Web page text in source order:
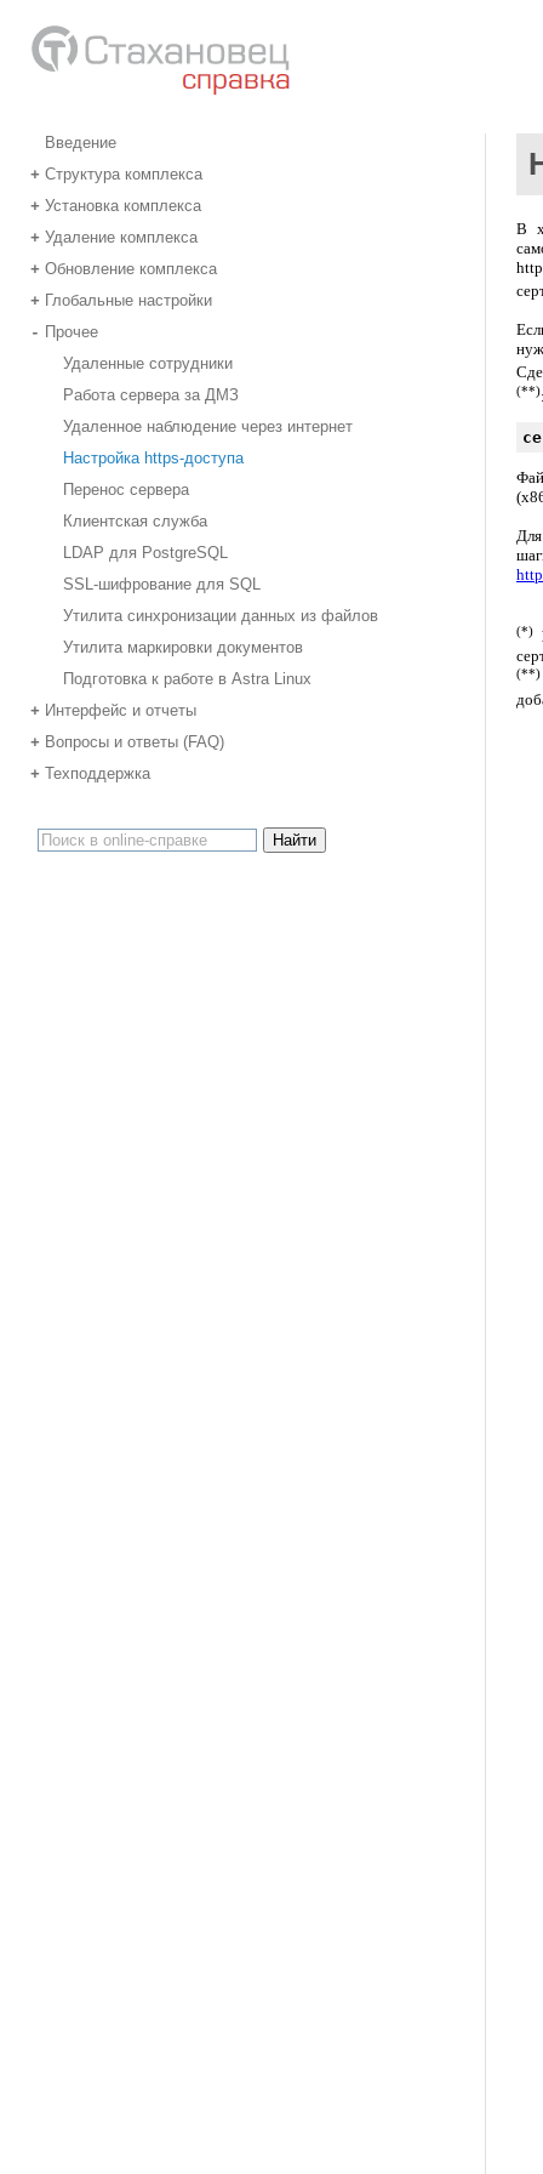
Введение
+ Структура комплекса
+ Установка комплекса
+ Удаление комплекса
+ Обновление комплекса
+ Глобальные настройки
- Прочее
Удаленные сотрудники
Работа сервера за ДМЗ
Удаленное наблюдение через интернет
Настройка https-доступа
Перенос сервера
Клиентская служба
LDAP для PostgreSQL
SSL-шифрование для SQL
Утилита синхронизации данных из файлов
Утилита маркировки документов
Подготовка к работе в Astra Linux
+ Интерфейс и отчеты
+ Вопросы и ответы (FAQ)
+ Техподдержка
В
(**)
(*)
(**)